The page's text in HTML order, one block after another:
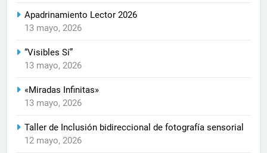
Apadrinamiento Lector 2026
13 mayo, 2026
“Visibles Sí”
13 mayo, 2026
«Miradas Infinitas»
13 mayo, 2026
Taller de Inclusión bidireccional de fotografía sensorial
12 mayo, 2026